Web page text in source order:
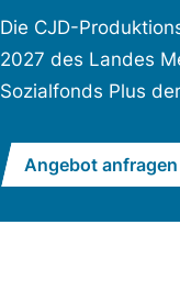
Die CJD-
2027 des Landes
Sozialfonds Plus
Angebot anfragen